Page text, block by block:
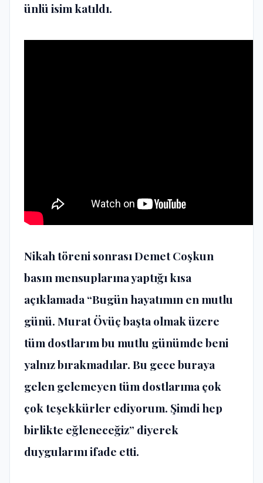
ünlü isim katıldı.
Nikah töreni sonrası Demet Coşkun
basın mensuplarına yaptığı kısa
açıklamada “Bugün hayatımın en mutlu
günü. Murat Övüç başta olmak üzere
tüm dostlarım bu mutlu günümde beni
yalnız bırakmadılar. Bu gece buraya
gelen gelemeyen tüm dostlarıma çok
çok teşekkürler ediyorum. Şimdi hep
birlikte eğleneceğiz” diyerek
duygularını ifade etti.